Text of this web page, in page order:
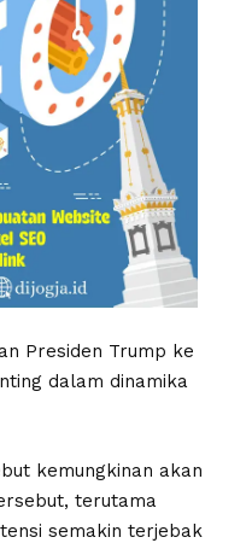
Presiden Trump ke
dalam dinamika
kemungkinan akan
terutama
semakin terjebak